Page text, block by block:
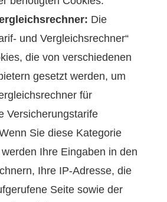
Die
und Vergleichsrechner“
die von verschiedenen
gesetzt werden, um
für
Versicherungstarife
Sie diese Kategorie
Ihre Eingaben in den
Ihre IP-Adresse, die
Seite sowie der